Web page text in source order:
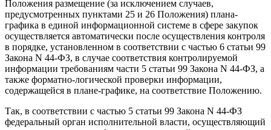
Положения размещение (за исключением случаев,
предусмотренных пунктами 25 и 26 Положения) плана-
графика в единой информационной системе в сфере закупок
осуществляется автоматически после осуществления контроля
в порядке, установленном в соответствии с частью 6 статьи 99
Закона N 44-ФЗ, в случае соответствия контролируемой
информации требованиям части 5 статьи 99 Закона N 44-ФЗ, а
также форматно-логической проверки информации,
содержащейся в плане-графике, на соответствие Положению.
Так, в соответствии с частью 5 статьи 99 Закона N 44-ФЗ
федеральный орган исполнительной власти, осуществляющий